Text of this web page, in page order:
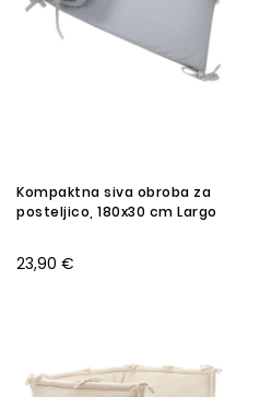
Kompaktna siva obroba za
posteljico, 180x30 cm Largo
23,90 €